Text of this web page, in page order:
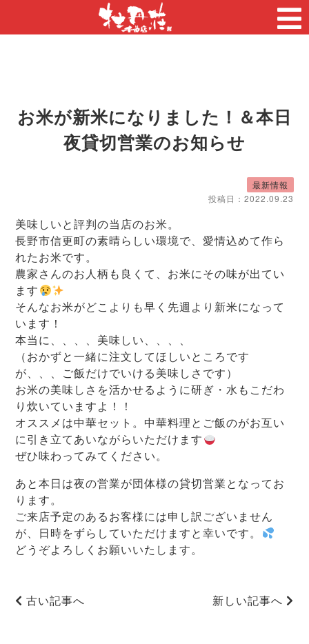
お米が新米になりました！＆本日
夜貸切営業のお知らせ
最新情報
投稿日： 2022.09.23
美味しいと評判の当店のお米。
長野市信更町の素晴らしい環境で、愛情込めて作ら
れたお米です。
農家さんのお人柄も良くて、お米にその味が出てい
ます
そんなお米がどこよりも早く先週より新米になって
います！
本当に、、、、美味しい、、、、
（おかずと一緒に注文してほしいところです
が、、、ご飯だけでいける美味しさです）
お米の美味しさを活かせるように研ぎ・水もこだわ
り炊いていますよ！！
オススメは中華セット。中華料理とご飯のがお互い
に引き立てあいながらいただけます
ぜひ味わってみてください。
あと本日は夜の営業が団体様の貸切営業となってお
ります。
ご来店予定のあるお客様には申し訳ございません
が、日時をずらしていただけますと幸いです。
どうぞよろしくお願いいたします。
古い記事へ 新しい記事へ